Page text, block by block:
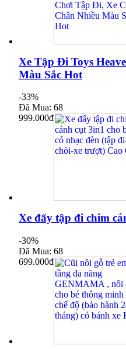
Xe Tập Đi Toys
Màu Sắc Hot
-33%
Đã Mua: 68
999.000đ
Xe đẩy tập đi chim
-30%
Đã Mua: 68
699.000đ